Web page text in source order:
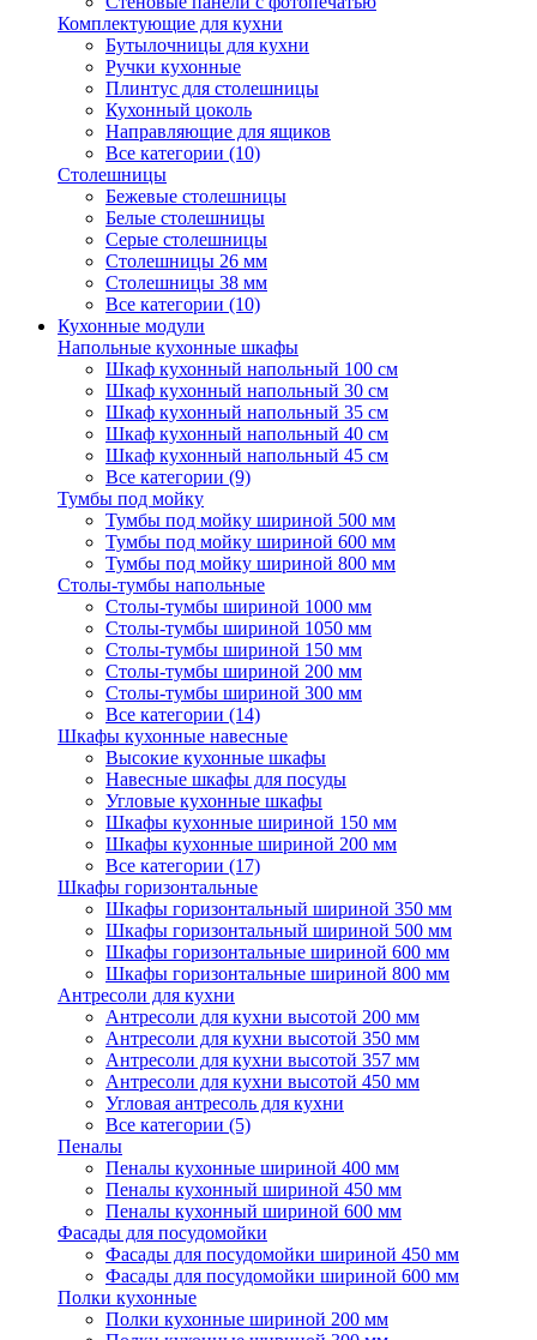
Комплектующие для кухни
Бутылочницы для кухни
Ручки кухонные
Плинтус для столешницы
Кухонный цоколь
Направляющие для ящиков
Все категории (10)
Столешницы
Бежевые столешницы
Белые столешницы
Серые столешницы
Столешницы 26 мм
Столешницы 38 мм
Все категории (10)
Кухонные модули
Напольные кухонные шкафы
Шкаф кухонный напольный 100 см
Шкаф кухонный напольный 30 см
Шкаф кухонный напольный 35 см
Шкаф кухонный напольный 40 см
Шкаф кухонный напольный 45 см
Все категории (9)
Тумбы под мойку
Тумбы под мойку шириной 500 мм
Тумбы под мойку шириной 600 мм
Тумбы под мойку шириной 800 мм
Столы-тумбы напольные
Столы-тумбы шириной 1000 мм
Столы-тумбы шириной 1050 мм
Столы-тумбы шириной 150 мм
Столы-тумбы шириной 200 мм
Столы-тумбы шириной 300 мм
Все категории (14)
Шкафы кухонные навесные
Высокие кухонные шкафы
Навесные шкафы для посуды
Угловые кухонные шкафы
Шкафы кухонные шириной 150 мм
Шкафы кухонные шириной 200 мм
Все категории (17)
Шкафы горизонтальные
Шкафы горизонтальный шириной 350 мм
Шкафы горизонтальный шириной 500 мм
Шкафы горизонтальные шириной 600 мм
Шкафы горизонтальные шириной 800 мм
Антресоли для кухни
Антресоли для кухни высотой 200 мм
Антресоли для кухни высотой 350 мм
Антресоли для кухни высотой 357 мм
Антресоли для кухни высотой 450 мм
Угловая антресоль для кухни
Все категории (5)
Пеналы
Пеналы кухонные шириной 400 мм
Пеналы кухонный шириной 450 мм
Пеналы кухонный шириной 600 мм
Фасады для посудомойки
Фасады для посудомойки шириной 450 мм
Фасады для посудомойки шириной 600 мм
Полки кухонные
Полки кухонные шириной 200 мм